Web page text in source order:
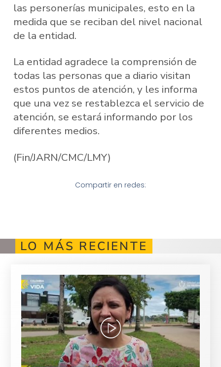
las personerías municipales, esto en la
medida que se reciban del nivel nacional
de la entidad.
La entidad agradece la comprensión de
todas las personas que a diario visitan
estos puntos de atención, y les informa
que una vez se restablezca el servicio de
atención, se estará informando por los
diferentes medios.
(Fin/JARN/CMC/LMY)
Compartir en redes:
LO MÁS RECIENTE